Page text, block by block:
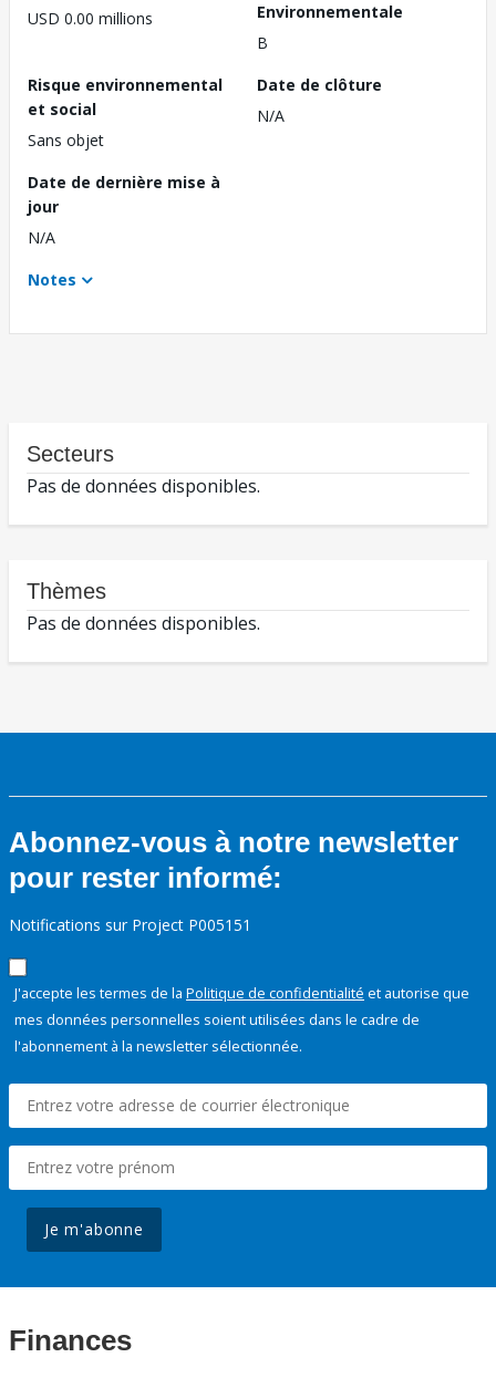
USD 0.00 millions
Environnementale
B
Risque environnemental
et social
Sans objet
Date de clôture
N/A
Date de dernière mise à
jour
N/A
Notes
Secteurs
Pas de données disponibles.
Thèmes
Pas de données disponibles.
Abonnez-vous à notre newsletter
pour rester informé:
Notifications sur Project P005151
J'accepte les termes de la Politique de confidentialité et autorise que
mes données personnelles soient utilisées dans le cadre de
l'abonnement à la newsletter sélectionnée.
Je m'abonne
Finances